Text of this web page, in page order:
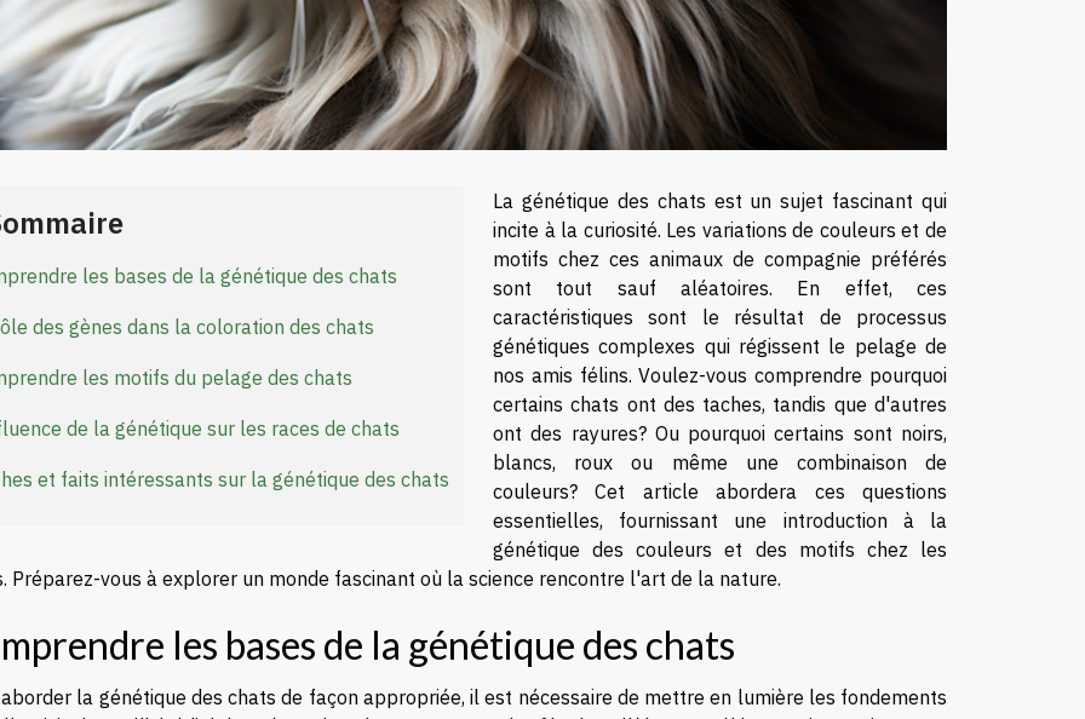
les bases de la génétique des chats
des gènes dans la coloration des chats
les motifs du pelage des chats
de la génétique sur les races de chats
et faits intéressants sur la génétique des chats
La génétique des chats est un sujet fascinant qui
incite à la curiosité. Les variations de couleurs et de
motifs chez ces animaux de compagnie préférés
sont tout sauf aléatoires. En effet, ces
caractéristiques sont le résultat de processus
génétiques complexes qui régissent le pelage de
nos amis félins. Voulez-vous comprendre pourquoi
certains chats ont des taches, tandis que d'autres
ont des rayures? Ou pourquoi certains sont noirs,
blancs, roux ou même une combinaison de
couleurs? Cet article abordera ces questions
essentielles, fournissant une introduction à la
génétique des couleurs et des motifs chez les
Préparez-vous à explorer un monde fascinant où la science rencontre l'art de la nature.
les bases de la génétique des chats
la génétique des chats de façon appropriée, il est nécessaire de mettre en lumière les fondements